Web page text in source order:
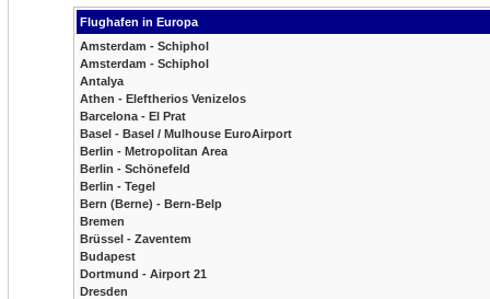
Flughafen in Europa
Amsterdam - Schiphol
Amsterdam - Schiphol
Antalya
Athen - Eleftherios Venizelos
Barcelona - El Prat
Basel - Basel / Mulhouse EuroAirport
Berlin - Metropolitan Area
Berlin - Schönefeld
Berlin - Tegel
Bern (Berne) - Bern-Belp
Bremen
Brüssel - Zaventem
Budapest
Dortmund - Airport 21
Dresden